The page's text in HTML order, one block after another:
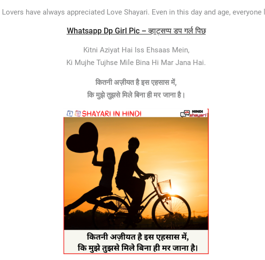
Lovers have always appreciated Love Shayari. Even in this day and age,
Whatsapp Dp Girl Pic – व्हाट्सप्प डप गर्ल पिछ
Kitni Aziyat Hai Iss Ehsaas Mein,
Ki Mujhe Tujhse Mile Bina Hi Mar Jana Hai.
कितनी अज़ीयत है इस एहसास में,
कि मुझे तुझसे मिले बिना ही मर जाना है।